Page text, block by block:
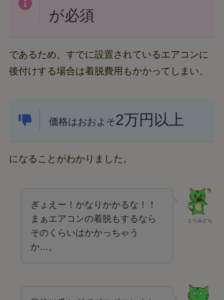
が必須
であるため、すでに設置されているエアコンに
後付けする場合は着脱費用もかかってしまい、
価格はおおよそ2万円以上
になることがわかりました。
とりみどら
ぎょえー！かなりかかるな！！
まぁエアコンの着脱もするなら
そのくらいはかかっちゃう
か…。